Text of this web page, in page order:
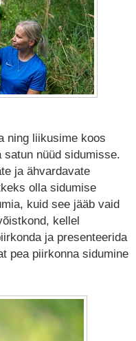
ning liikusime koos
nüüd sidumisse.
ja ähvardavate
olla sidumise
kuid see jääb vaid
kellel
ja presenteerida
pea piirkonna sidumine